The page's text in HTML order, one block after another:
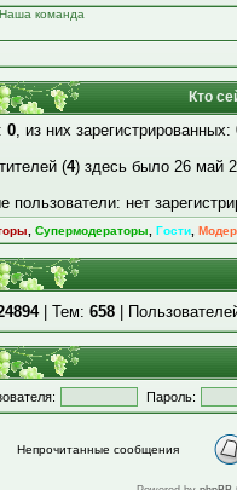
Наша команда
Кто
0, из них
(4) здесь было 26 май
пользователи: нет
Супермодераторы Гости
| Тем: 658 |
Пароль:
Непрочитанные сообщения